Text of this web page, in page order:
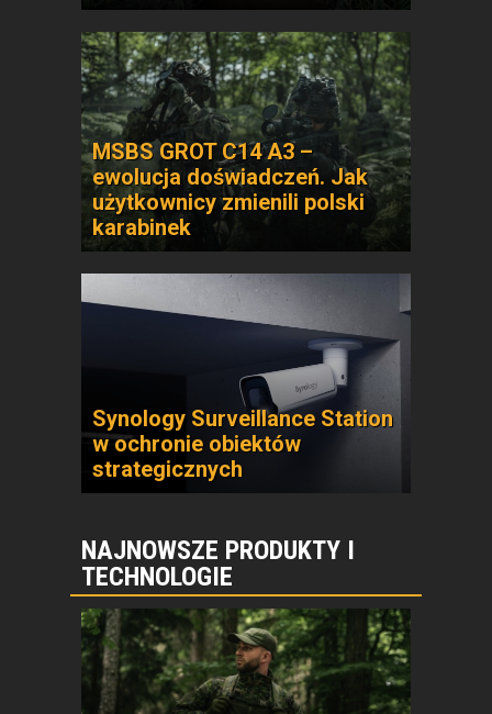
MSBS GROT C14 A3 –
ewolucja doświadczeń. Jak
użytkownicy zmienili polski
karabinek
Synology Surveillance Station
w ochronie obiektów
strategicznych
NAJNOWSZE PRODUKTY I
TECHNOLOGIE